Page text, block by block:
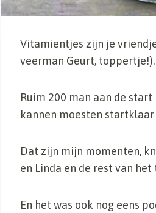
Vitamientjes zijn je
veerman Geurt,
Ruim 200 man aan de
kannen moesten
Dat zijn mijn momenten,
en Linda en de rest van
En het was ook nog eens